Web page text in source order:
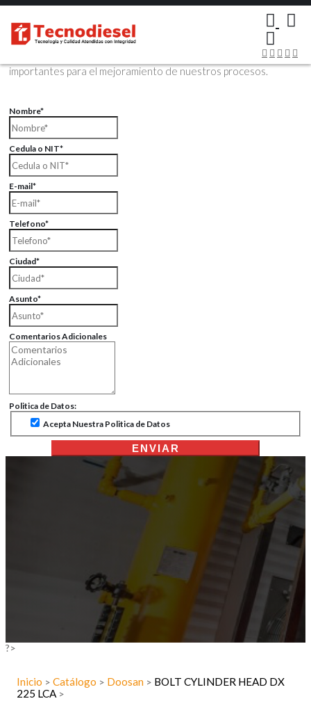
Contáctenos Vía Email
Envíenos sus datos con sus comentarios, sus opiniones son muy
importantes para el mejoramiento de nuestros procesos.
Nombre*
Cedula o NIT*
E-mail*
Telefono*
Ciudad*
Asunto*
Comentarios Adicionales
Politica de Datos:
Acepta Nuestra Politica de Datos
ENVIAR
?>
Inicio > Catálogo > Doosan > BOLT CYLINDER HEAD DX
225 LCA >